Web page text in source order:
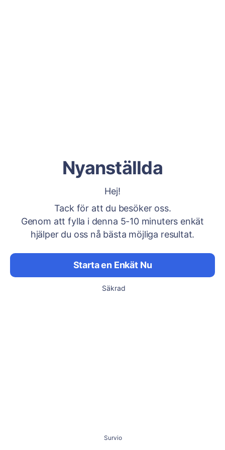
Nyanställda
Hej!
Tack för att du besöker oss.
Genom att fylla i denna 5-10 minuters enkät
hjälper du oss nå bästa möjliga resultat.
Starta en Enkät Nu
Säkrad
Survio